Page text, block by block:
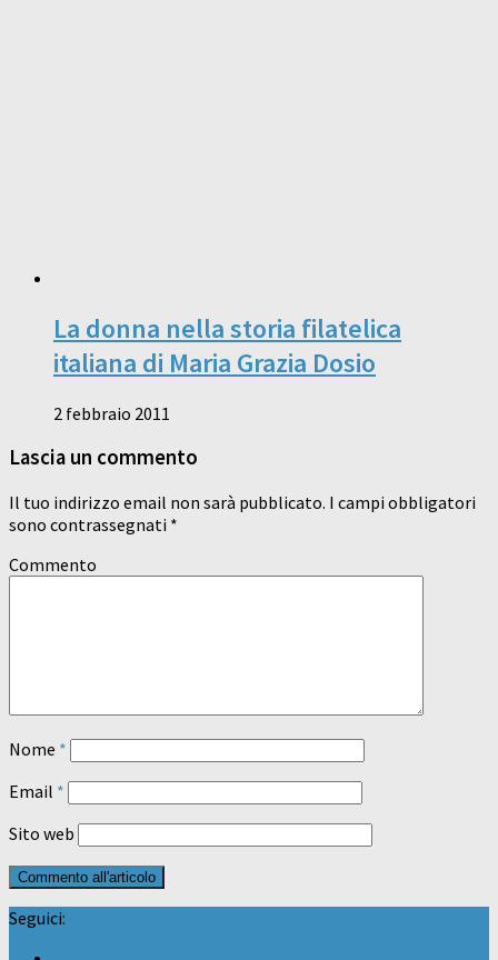
La donna nella storia filatelica
italiana di Maria Grazia Dosio
2 febbraio 2011
Lascia un commento
Il tuo indirizzo email non sarà pubblicato. I campi obbligatori
sono contrassegnati *
Commento
Nome *
Email *
Sito web
Seguici: